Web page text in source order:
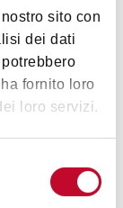
sito con
dei dati
fornito loro
loro servizi.
: 9:00 – 13:00